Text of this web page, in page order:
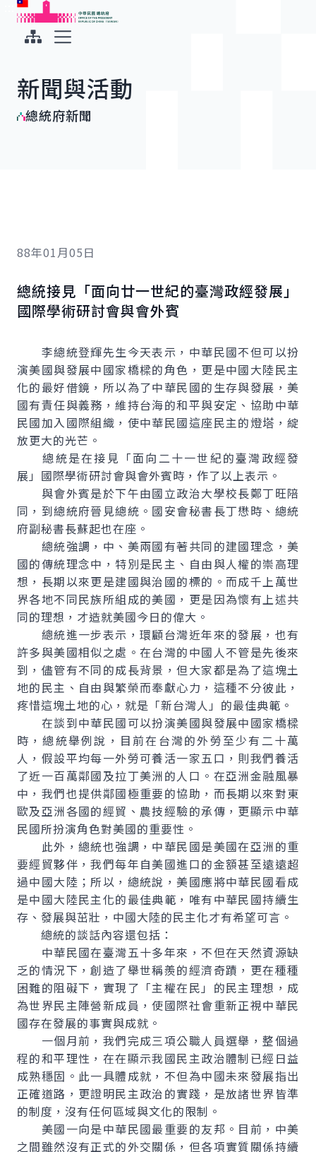
跳到主要內容
中華民國總統府
新聞與活動
總統府新聞
88年01月05日
總統接見「面向廿一世紀的臺灣政經發展」
國際學術研討會與會外賓
李總統登輝先生今天表示，中華民國不但可以扮
演美國與發展中國家橋樑的角色，更是中國大陸民主
化的最好借鏡，所以為了中華民國的生存與發展，美
國有責任與義務，維持台海的和平與安定、協助中華
民國加入國際組織，使中華民國這座民主的燈塔，綻
放更大的光芒。
總統是在接見「面向二十一世紀的臺灣政經發
展」國際學術研討會與會外賓時，作了以上表示。
與會外賓是於下午由國立政治大學校長鄭丁旺陪
同，到總統府晉見總統。國安會秘書長丁懋時、總統
府副秘書長蘇起也在座。
總統強調，中、美兩國有著共同的建國理念，美
國的傳統理念中，特別是民主、自由與人權的崇高理
想，長期以來更是建國與治國的標的。而成千上萬世
界各地不同民族所組成的美國，更是因為懷有上述共
同的理想，才造就美國今日的偉大。
總統進一步表示，環顧台灣近年來的發展，也有
許多與美國相似之處。在台灣的中國人不管是先後來
到，儘管有不同的成長背景，但大家都是為了這塊土
地的民主、自由與繁榮而奉獻心力，這種不分彼此，
疼惜這塊土地的心，就是「新台灣人」的最佳典範。
在談到中華民國可以扮演美國與發展中國家橋樑
時，總統舉例說，目前在台灣的外勞至少有二十萬
人，假設平均每一外勞可養活一家五口，則我們養活
了近一百萬鄰國及拉丁美洲的人口。在亞洲金融風暴
中，我們也提供鄰國極重要的協助，而長期以來對東
歐及亞洲各國的經貿、農技經驗的承傳，更顯示中華
民國所扮演角色對美國的重要性。
此外，總統也強調，中華民國是美國在亞洲的重
要經貿夥伴，我們每年自美國進口的金額甚至遠遠超
過中國大陸；所以，總統說，美國應將中華民國看成
是中國大陸民主化的最佳典範，唯有中華民國持續生
存、發展與茁壯，中國大陸的民主化才有希望可言。
總統的談話內容還包括：
中華民國在臺灣五十多年來，不但在天然資源缺
乏的情況下，創造了舉世稱羨的經濟奇蹟，更在種種
困難的阻礙下，實現了「主權在民」的民主理想，成
為世界民主陣營新成員，使國際社會重新正視中華民
國存在發展的事實與成就。
一個月前，我們完成三項公職人員選舉，整個過
程的和平理性，在在顯示我國民主政治體制已經日益
成熟穩固。此一具體成就，不但為中國未來發展指出
正確道路，更證明民主政治的實踐，是放諸世界皆準
的制度，沒有任何區域與文化的限制。
美國一向是中華民國最重要的友邦。目前，中美
之間雖然沒有正式的外交關係，但各項實質關係持續